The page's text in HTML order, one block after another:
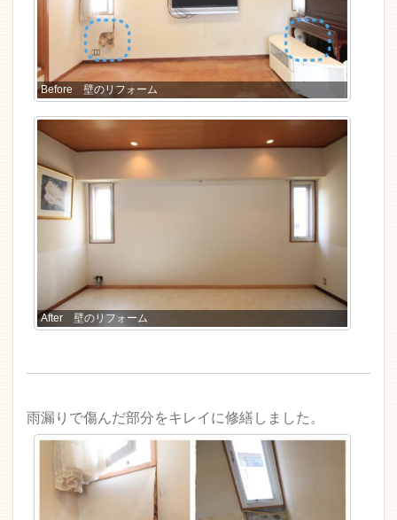
Before 壁のリフォーム
After 壁のリフォーム
雨漏りで傷んだ部分をキレイに修繕しました。